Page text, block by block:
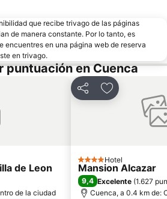
que recibe trivago de las páginas
de manera constante. Por lo tanto, es
encuentres en una página web de reserva
en trivago.
puntuación en Cuenca
de Leon
de la ciudad
CompartirAgregar a
4 Estrellas
Hotel
Mansion Alcazar
9,4 Excelente (1.627
Cuenca, a 0.4 km de: